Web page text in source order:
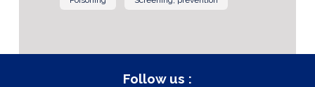
Follow us :